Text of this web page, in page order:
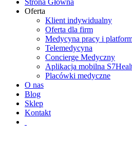
Strona Główna
Oferta
Klient indywidualny
Oferta dla firm
Medycyna pracy i
Telemedycyna
Concierge Medyczny
Aplikacja mobilna
Placówki medyczne
O nas
Blog
Sklep
Kontakt